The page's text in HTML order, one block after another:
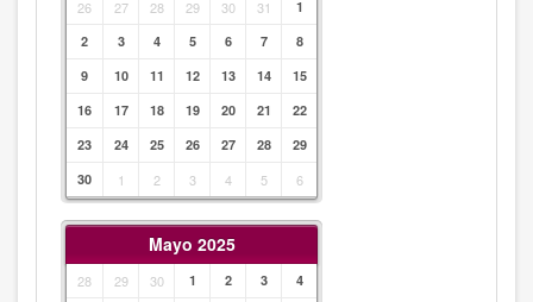
26 27 28 29 30 31
1
2
3 4 5 6 7
8
9
10 11 12 13 14
15
16
17 18 19 20 21
22
23
24 25 26 27 28
29
30
1 2 3 4 5 6
Mayo 2025
28 29 30 1 2 3 4